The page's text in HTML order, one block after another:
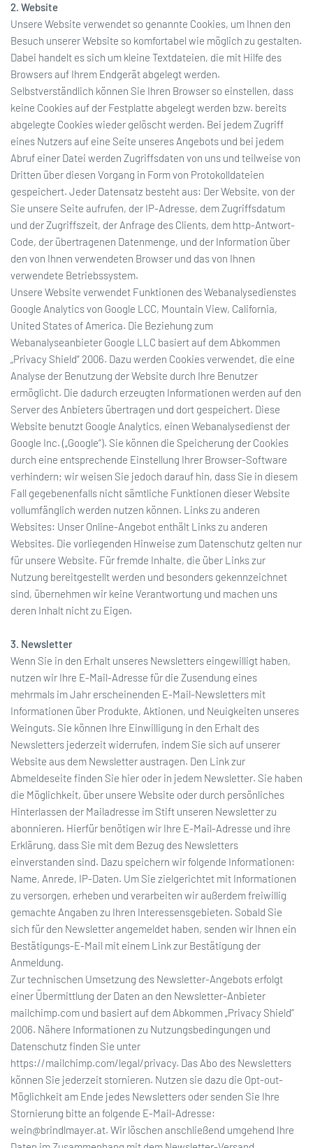
2. Website
Unsere Website verwendet so genannte Cookies, um Ihnen den
Besuch unserer Website so komfortabel wie möglich zu gestalten.
Dabei handelt es sich um kleine Textdateien, die mit Hilfe des
Browsers auf Ihrem Endgerät abgelegt werden.
Selbstverständlich können Sie Ihren Browser so einstellen, dass
keine Cookies auf der Festplatte abgelegt werden bzw. bereits
abgelegte Cookies wieder gelöscht werden. Bei jedem Zugriff
eines Nutzers auf eine Seite unseres Angebots und bei jedem
Abruf einer Datei werden Zugriffsdaten von uns und teilweise von
Dritten über diesen Vorgang in Form von Protokolldateien
gespeichert. Jeder Datensatz besteht aus: Der Website, von der
Sie unsere Seite aufrufen, der IP-Adresse, dem Zugriffsdatum
und der Zugriffszeit, der Anfrage des Clients, dem http-Antwort-
Code, der übertragenen Datenmenge, und der Information über
den von Ihnen verwendeten Browser und das von Ihnen
verwendete Betriebssystem.
Unsere Website verwendet Funktionen des Webanalysedienstes
Google Analytics von Google LCC, Mountain View, California,
United States of America. Die Beziehung zum
Webanalyseanbieter Google LLC basiert auf dem Abkommen
„Privacy Shield“ 2006. Dazu werden Cookies verwendet, die eine
Analyse der Benutzung der Website durch Ihre Benutzer
ermöglicht. Die dadurch erzeugten Informationen werden auf den
Server des Anbieters übertragen und dort gespeichert. Diese
Website benutzt Google Analytics, einen Webanalysedienst der
Google Inc. („Google“). Sie können die Speicherung der Cookies
durch eine entsprechende Einstellung Ihrer Browser-Software
verhindern; wir weisen Sie jedoch darauf hin, dass Sie in diesem
Fall gegebenenfalls nicht sämtliche Funktionen dieser Website
vollumfänglich werden nutzen können. Links zu anderen
Websites: Unser Online-Angebot enthält Links zu anderen
Websites. Die vorliegenden Hinweise zum Datenschutz gelten nur
für unsere Website. Für fremde Inhalte, die über Links zur
Nutzung bereitgestellt werden und besonders gekennzeichnet
sind, übernehmen wir keine Verantwortung und machen uns
deren Inhalt nicht zu Eigen.
3. Newsletter
Wenn Sie in den Erhalt unseres Newsletters eingewilligt haben,
nutzen wir Ihre E-Mail-Adresse für die Zusendung eines
mehrmals im Jahr erscheinenden E-Mail-Newsletters mit
Informationen über Produkte, Aktionen, und Neuigkeiten unseres
Weinguts. Sie können Ihre Einwilligung in den Erhalt des
Newsletters jederzeit widerrufen, indem Sie sich auf unserer
Website aus dem Newsletter austragen. Den Link zur
Abmeldeseite finden Sie hier oder in jedem Newsletter. Sie haben
die Möglichkeit, über unsere Website oder durch persönliches
Hinterlassen der Mailadresse im Stift unseren Newsletter zu
abonnieren. Hierfür benötigen wir Ihre E-Mail-Adresse und ihre
Erklärung, dass Sie mit dem Bezug des Newsletters
einverstanden sind. Dazu speichern wir folgende Informationen:
Name, Anrede, IP-Daten. Um Sie zielgerichtet mit Informationen
zu versorgen, erheben und verarbeiten wir außerdem freiwillig
gemachte Angaben zu Ihren Interessensgebieten. Sobald Sie
sich für den Newsletter angemeldet haben, senden wir Ihnen ein
Bestätigungs-E-Mail mit einem Link zur Bestätigung der
Anmeldung.
Zur technischen Umsetzung des Newsletter-Angebots erfolgt
einer Übermittlung der Daten an den Newsletter-Anbieter
mailchimp.com und basiert auf dem Abkommen „Privacy Shield“
2006. Nähere Informationen zu Nutzungsbedingungen und
Datenschutz finden Sie unter
https://mailchimp.com/legal/privacy. Das Abo des Newsletters
können Sie jederzeit stornieren. Nutzen sie dazu die Opt-out-
Möglichkeit am Ende jedes Newsletters oder senden Sie Ihre
Stornierung bitte an folgende E-Mail-Adresse:
wein@brindlmayer.at. Wir löschen anschließend umgehend Ihre